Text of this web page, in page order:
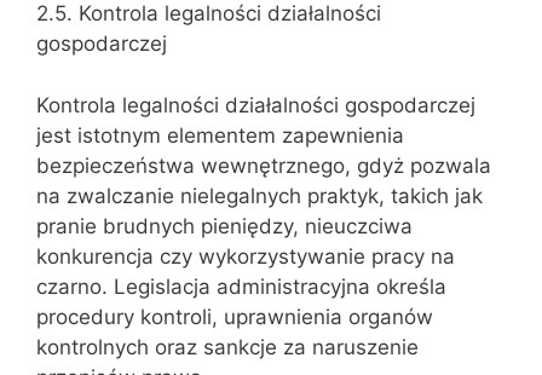
2.5. Kontrola legalności działalności
gospodarczej
Kontrola legalności działalności gospodarczej
jest istotnym elementem zapewnienia
bezpieczeństwa wewnętrznego, gdyż pozwala
na zwalczanie nielegalnych praktyk, takich jak
pranie brudnych pieniędzy, nieuczciwa
konkurencja czy wykorzystywanie pracy na
czarno. Legislacja administracyjna określa
procedury kontroli, uprawnienia organów
kontrolnych oraz sankcje za naruszenie